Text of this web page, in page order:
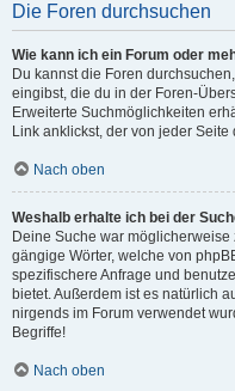
Die Foren durchsuchen
Wie kann ich ein Forum oder
Du kannst die Foren
eingibst, die du in der Foren-
Erweiterte Suchmöglichkeiten
Link anklickst, der von jeder
Nach oben
Weshalb erhalte ich bei der
Deine Suche war
gängige Wörter, welche von
spezifischere Anfrage und
bietet. Außerdem ist es natürlich
nirgends im Forum verwendet
Begriffe!
Nach oben